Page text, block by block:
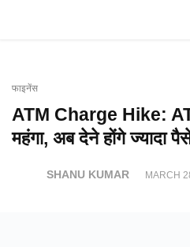
फाइनेंस
ATM Charge Hike:
महंगा, अब देने होंगे ज्यादा
SHANU KUMAR MARCH